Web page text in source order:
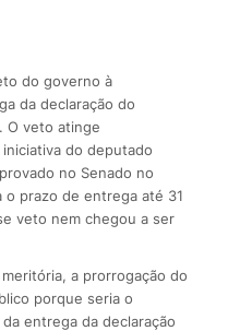
do governo à
da declaração do
O veto atinge
do deputado
no Senado no
prazo de entrega até 31
veto nem chegou a ser
a prorrogação do
porque seria o
entrega da declaração